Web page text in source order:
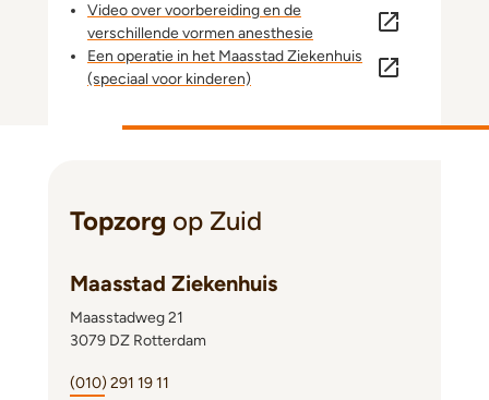
Video over voorbereiding en de
verschillende vormen anesthesie
Een operatie in het Maasstad Ziekenhuis
(speciaal voor kinderen)
Topzorg op Zuid
Maasstad Ziekenhuis
Maasstadweg 21
3079 DZ Rotterdam
(010) 291 19 11